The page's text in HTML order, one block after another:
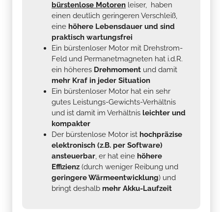
bürstenlose Motoren leiser, haben
einen deutlich geringeren Verschleiß,
eine höhere Lebensdauer und sind
praktisch wartungsfrei
Ein bürstenloser Motor mit Drehstrom-
Feld und Permanetmagneten hat i.d.R.
ein höheres Drehmoment und damit
mehr Kraf in jeder Situation
Ein bürstenloser Motor hat ein sehr
gutes Leistungs-Gewichts-Verhältnis
und ist damit im Verhältnis leichter und
kompakter
Der bürstenlose Motor ist hochpräzise
elektronisch (z.B. per Software)
ansteuerbar, er hat eine höhere
Effizienz (durch weniger Reibung und
geringere Wärmeentwicklung) und
bringt deshalb mehr Akku-Laufzeit